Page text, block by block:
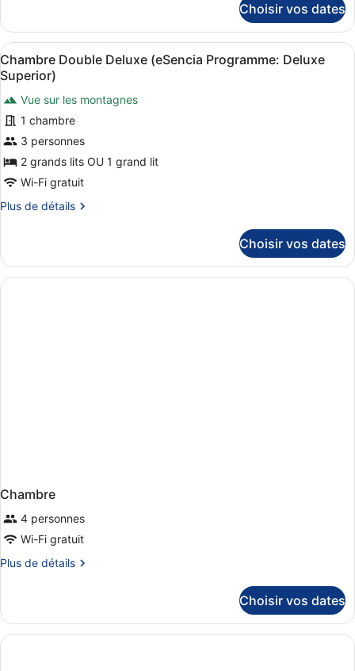
with
Spa
Access
le
type
de
chambre
Double
or
Twin
Room
with
Spa
Access
Choisir vos dates
Afficher
toutes
les
photos
pour
ce
type
de
Chambre
(eSencia
Programme:
Une pièce moderne comprenant
9
Chambre Double Deluxe (eSencia Programme: Deluxe
Superior)
Vue sur les montagnes
1 chambre
3 personnes
2 grands lits OU 1 grand lit
Wi-Fi gratuit
Plus de détails
Plus
le
type
de
Choisir vos dates
Chambre
4 personnes
Wi-Fi gratuit
Plus de détails
Plus
le
type
de
Choisir vos dates